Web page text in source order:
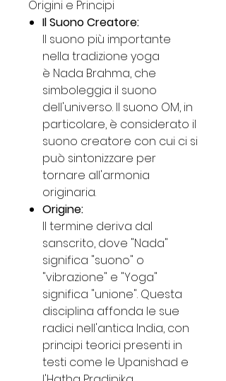
Origini e Principi
Il Suono Creatore:
Il suono più importante
nella tradizione yoga
è Nada Brahma, che
simboleggia il suono
dell'universo. Il suono OM, in
particolare, è considerato il
suono creatore con cui ci si
può sintonizzare per
tornare all'armonia
originaria.
Origine:
Il termine deriva dal
sanscrito, dove "Nada"
significa "suono" o
"vibrazione" e "Yoga"
significa "unione". Questa
disciplina affonda le sue
radici nell'antica India, con
principi teorici presenti in
testi come le Upanishad e